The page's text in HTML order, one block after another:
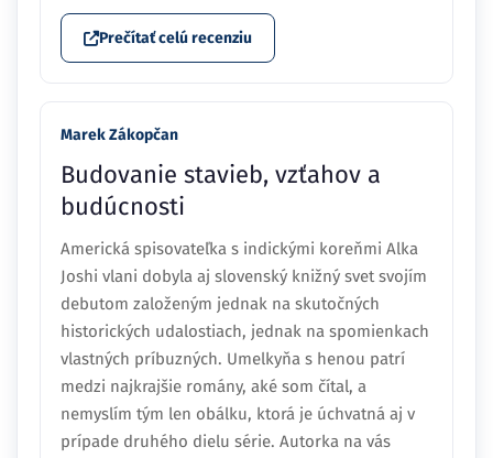
Prečítať celú recenziu
Marek Zákopčan
Budovanie stavieb, vzťahov a
budúcnosti
Americká spisovateľka s indickými koreňmi Alka
Joshi vlani dobyla aj slovenský knižný svet svojím
debutom založeným jednak na skutočných
historických udalostiach, jednak na spomienkach
vlastných príbuzných. Umelkyňa s henou patrí
medzi najkrajšie romány, aké som čítal, a
nemyslím tým len obálku, ktorá je úchvatná aj v
prípade druhého dielu série. Autorka na vás